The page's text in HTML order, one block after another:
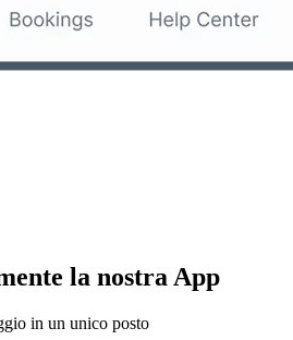
la nostra App
in un unico posto